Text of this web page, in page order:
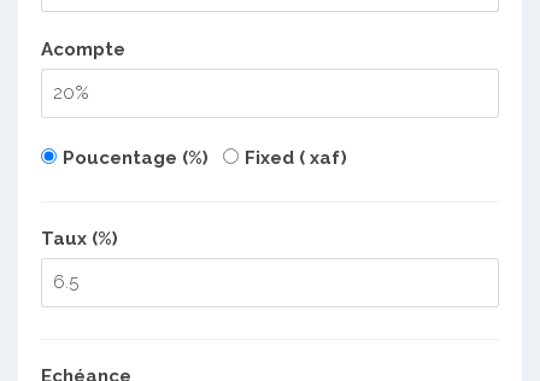
Acompte
Poucentage (%) Fixed ( xaf)
Taux (%)
Echéance